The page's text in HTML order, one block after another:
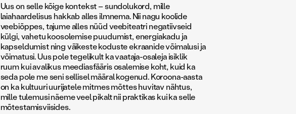
Uus on selle kõige kontekst – sundolukord, mille
laiahaardelisus hakkab alles ilmnema. Nii nagu koolide
veebiõppes, tajume alles nüüd veebiteatri negatiivseid
külgi, vahetu koosolemise puudumist, energiakadu ja
kapseldumist ning väikeste koduste ekraanide võimalusi ja
võimatusi. Uus pole tegelikult ka vaataja-osaleja isiklik
ruum kui avalikus meediasfääris osalemise koht, kuid ka
seda pole me seni sellisel määral kogenud. Koroona-aasta
on ka kultuuri uurijatele mitmes mõttes huvitav nähtus,
mille tulemusi näeme veel pikalt nii praktikas kui ka selle
mõtestamisviisides.